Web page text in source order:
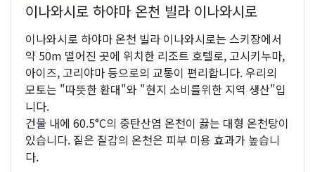
이나와시로 하야마 온천 빌라 이나와시로
이나와시로 하야마 온천 빌라 이나와시로는 스키장에서
약 50m 떨어진 곳에 위치한 리조트 호텔로, 고시키누마,
아이즈, 고리야마 등으로의 교통이 편리합니다. 우리의
모토는 "따뜻한 환대"와 "현지 소비를위한 지역 생산"입
니다.
건물 내에 60.5°C의 중탄산염 온천이 끓는 대형 온천탕이
있습니다. 짙은 질감의 온천은 피부 미용 효과가 높습니
다.